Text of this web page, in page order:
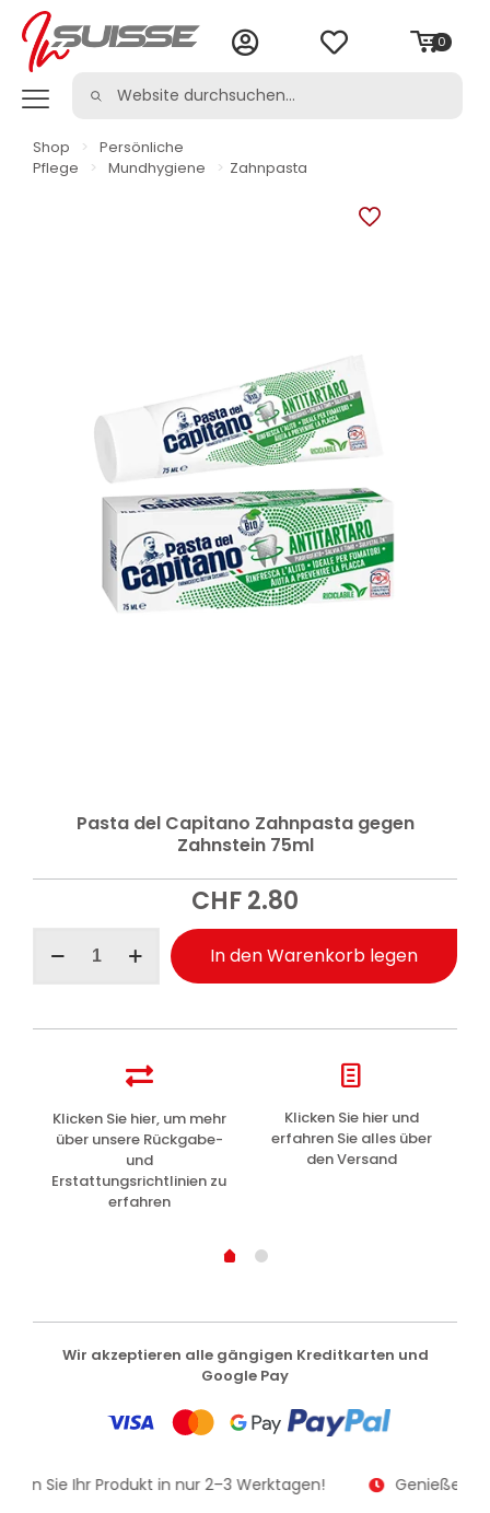
0
Shop >
Persönliche
Pflege
> Mundhygiene > Zahnpasta
Pasta del Capitano Zahnpasta gegen
Zahnstein 75ml
CHF2.80
del
In den Warenkorb legen
Klicken Sie hier, um mehr
über unsere Rückgabe-
und
Erstattungsrichtlinien zu
erfahren
Klicken Sie hier und
erfahren Sie alles über
den Versand
Wir akzeptieren alle gängigen Kreditkarten und
Google Pay
Sie Ihr Produkt in nur 2–3 Werktagen! Genießen